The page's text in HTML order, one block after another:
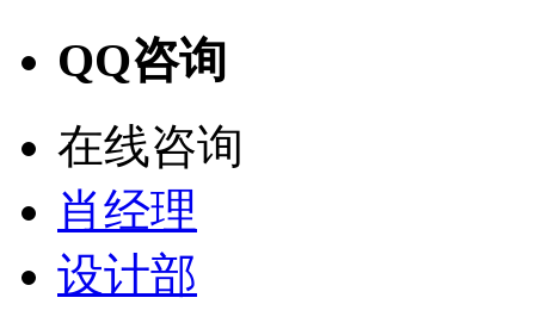
QQ咨询
在线咨询
肖经理
设计部